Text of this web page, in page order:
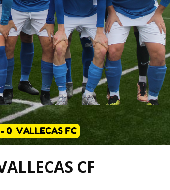
CF